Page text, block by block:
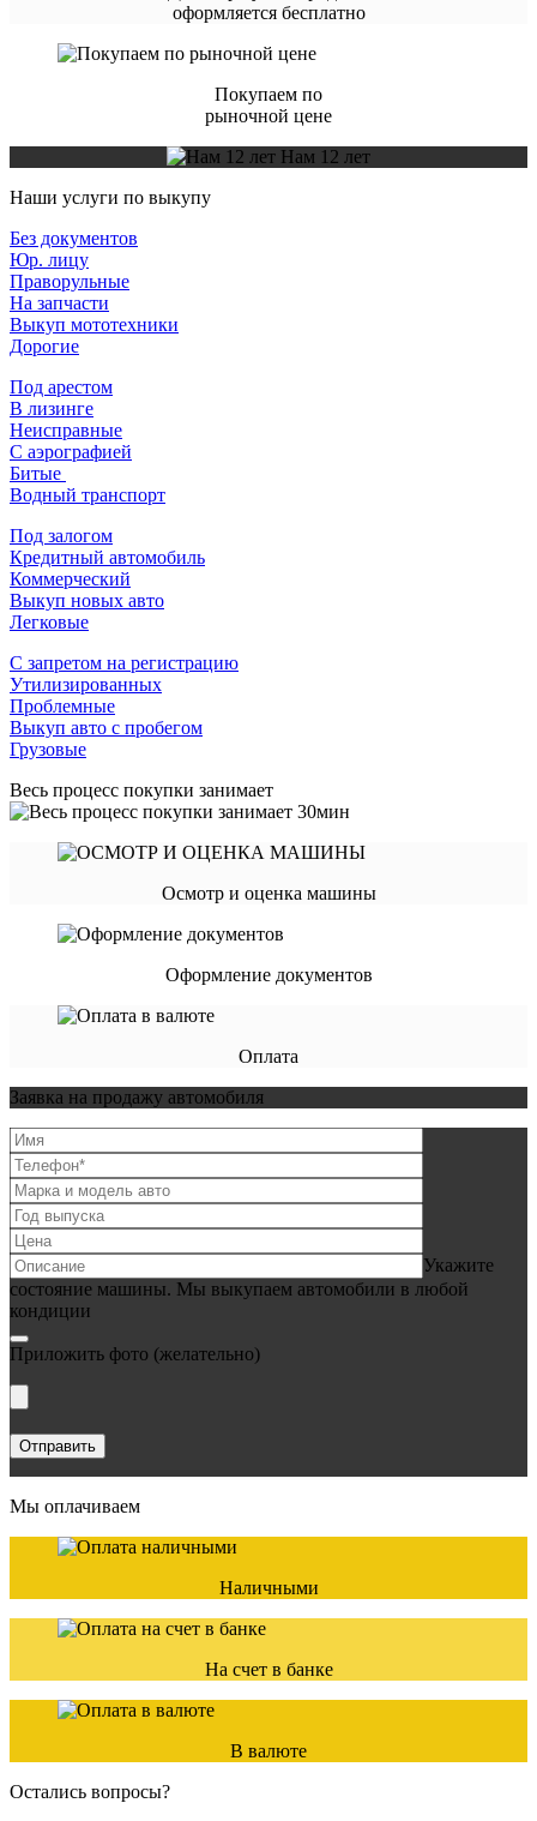
оформляется бесплатно
Покупаем по
рыночной цене
Нам 12 лет
Наши услуги по выкупу
Без документов
Юр. лицу
Праворульные
На запчасти
Выкуп мототехники
Дорогие
Под арестом
В лизинге
Неисправные
С аэрографией
Битые
Водный транспорт
Под залогом
Кредитный автомобиль
Коммерческий
Выкуп новых авто
Легковые
С запретом на регистрацию
Утилизированных
Проблемные
Выкуп авто с пробегом
Грузовые
Весь процесс покупки занимает
Осмотр и оценка машины
Оформление документов
Оплата
Заявка на продажу автомобиля
Укажите
состояние машины. Мы выкупаем автомобили в любой
кондиции
Приложить фото (желательно)
Мы оплачиваем
Наличными
На счет в банке
В валюте
Остались вопросы?